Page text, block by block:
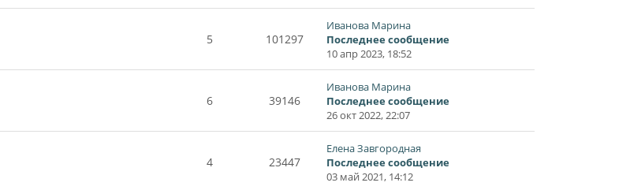
5 101297
Иванова Марина
Последнее сообщение
10 апр 2023, 18:52
6 39146
Иванова Марина
Последнее сообщение
26 окт 2022, 22:07
4 23447
Елена Завгородная
Последнее сообщение
03 май 2021, 14:12